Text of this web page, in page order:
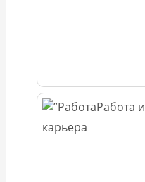
Работа и
карьера